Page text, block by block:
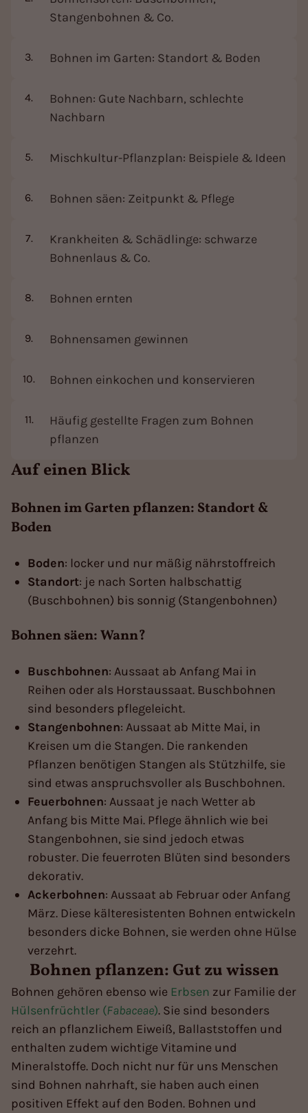
Stangenbohnen & Co.
Bohnen im Garten: Standort & Boden
Bohnen: Gute Nachbarn, schlechte
Nachbarn
Mischkultur-Pflanzplan: Beispiele & Ideen
Bohnen säen: Zeitpunkt & Pflege
Krankheiten & Schädlinge: schwarze
Bohnenlaus & Co.
Bohnen ernten
Bohnensamen gewinnen
Bohnen einkochen und konservieren
Häufig gestellte Fragen zum Bohnen
pflanzen
Auf einen Blick
Bohnen im Garten pflanzen: Standort &
Boden
Boden: locker und nur mäßig nährstoffreich
Standort: je nach Sorten halbschattig
(Buschbohnen) bis sonnig (Stangenbohnen)
Bohnen säen: Wann?
Buschbohnen: Aussaat ab Anfang Mai in
Reihen oder als Horstaussaat. Buschbohnen
sind besonders pflegeleicht.
Stangenbohnen: Aussaat ab Mitte Mai, in
Kreisen um die Stangen. Die rankenden
Pflanzen benötigen Stangen als Stützhilfe, sie
sind etwas anspruchsvoller als Buschbohnen.
Feuerbohnen: Aussaat je nach Wetter ab
Anfang bis Mitte Mai. Pflege ähnlich wie bei
Stangenbohnen, sie sind jedoch etwas
robuster. Die feuerroten Blüten sind besonders
dekorativ.
Ackerbohnen: Aussaat ab Februar oder Anfang
März. Diese kälteresistenten Bohnen entwickeln
besonders dicke Bohnen, sie werden ohne Hülse
verzehrt.
Bohnen pflanzen: Gut zu wissen
Bohnen gehören ebenso wie Erbsen zur Familie der
Hülsenfrüchtler (Fabaceae). Sie sind besonders
reich an pflanzlichem Eiweiß, Ballaststoffen und
enthalten zudem wichtige Vitamine und
Mineralstoffe. Doch nicht nur für uns Menschen
sind Bohnen nahrhaft, sie haben auch einen
positiven Effekt auf den Boden. Bohnen und